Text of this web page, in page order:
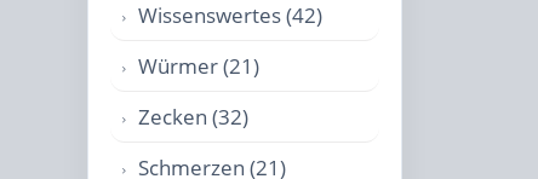
Wissenswertes (42)
Würmer (21)
Zecken (32)
Schmerzen (21)